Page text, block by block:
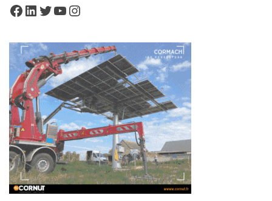
Facebook
LinkedIn
Twitter
YouTube
Instagram